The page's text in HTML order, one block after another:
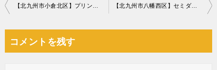
投
ビ
【北九州市小倉北区】プリンター、カウンターテーブル等の回収・処分 【北九州市八幡西区】セミダブルベッドの回収・処分ご依頼
コメントを残す